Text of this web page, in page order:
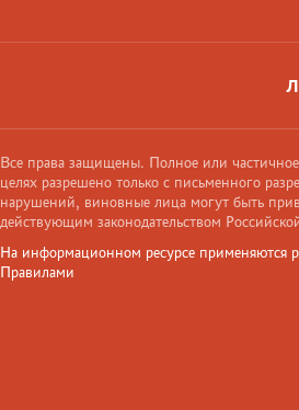
Все права защищены. Полное или
целях разрешено только с письменного
нарушений, виновные лица могут быть
действующим законодательством
На информационном ресурсе применяются
Правилами